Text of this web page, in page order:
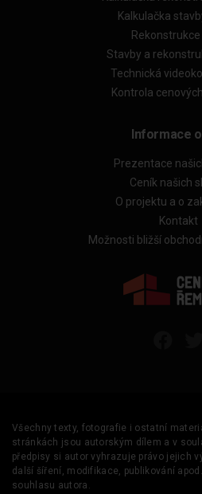
Kalkulačka
Stavby a
Technická
Kontrola
Informace
Prezentace
Ceník našich
O projektu a o
Kontakt
Možnosti bližší
Všechny texty, fotografie i ostatní
stránkách jsou autorským dílem a v
předpisy si autor vyhrazuje právo jejich
další šíření, modifikace, publikování
souhlasu autora.